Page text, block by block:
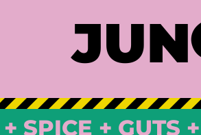
JUN
SPICE + GUTS